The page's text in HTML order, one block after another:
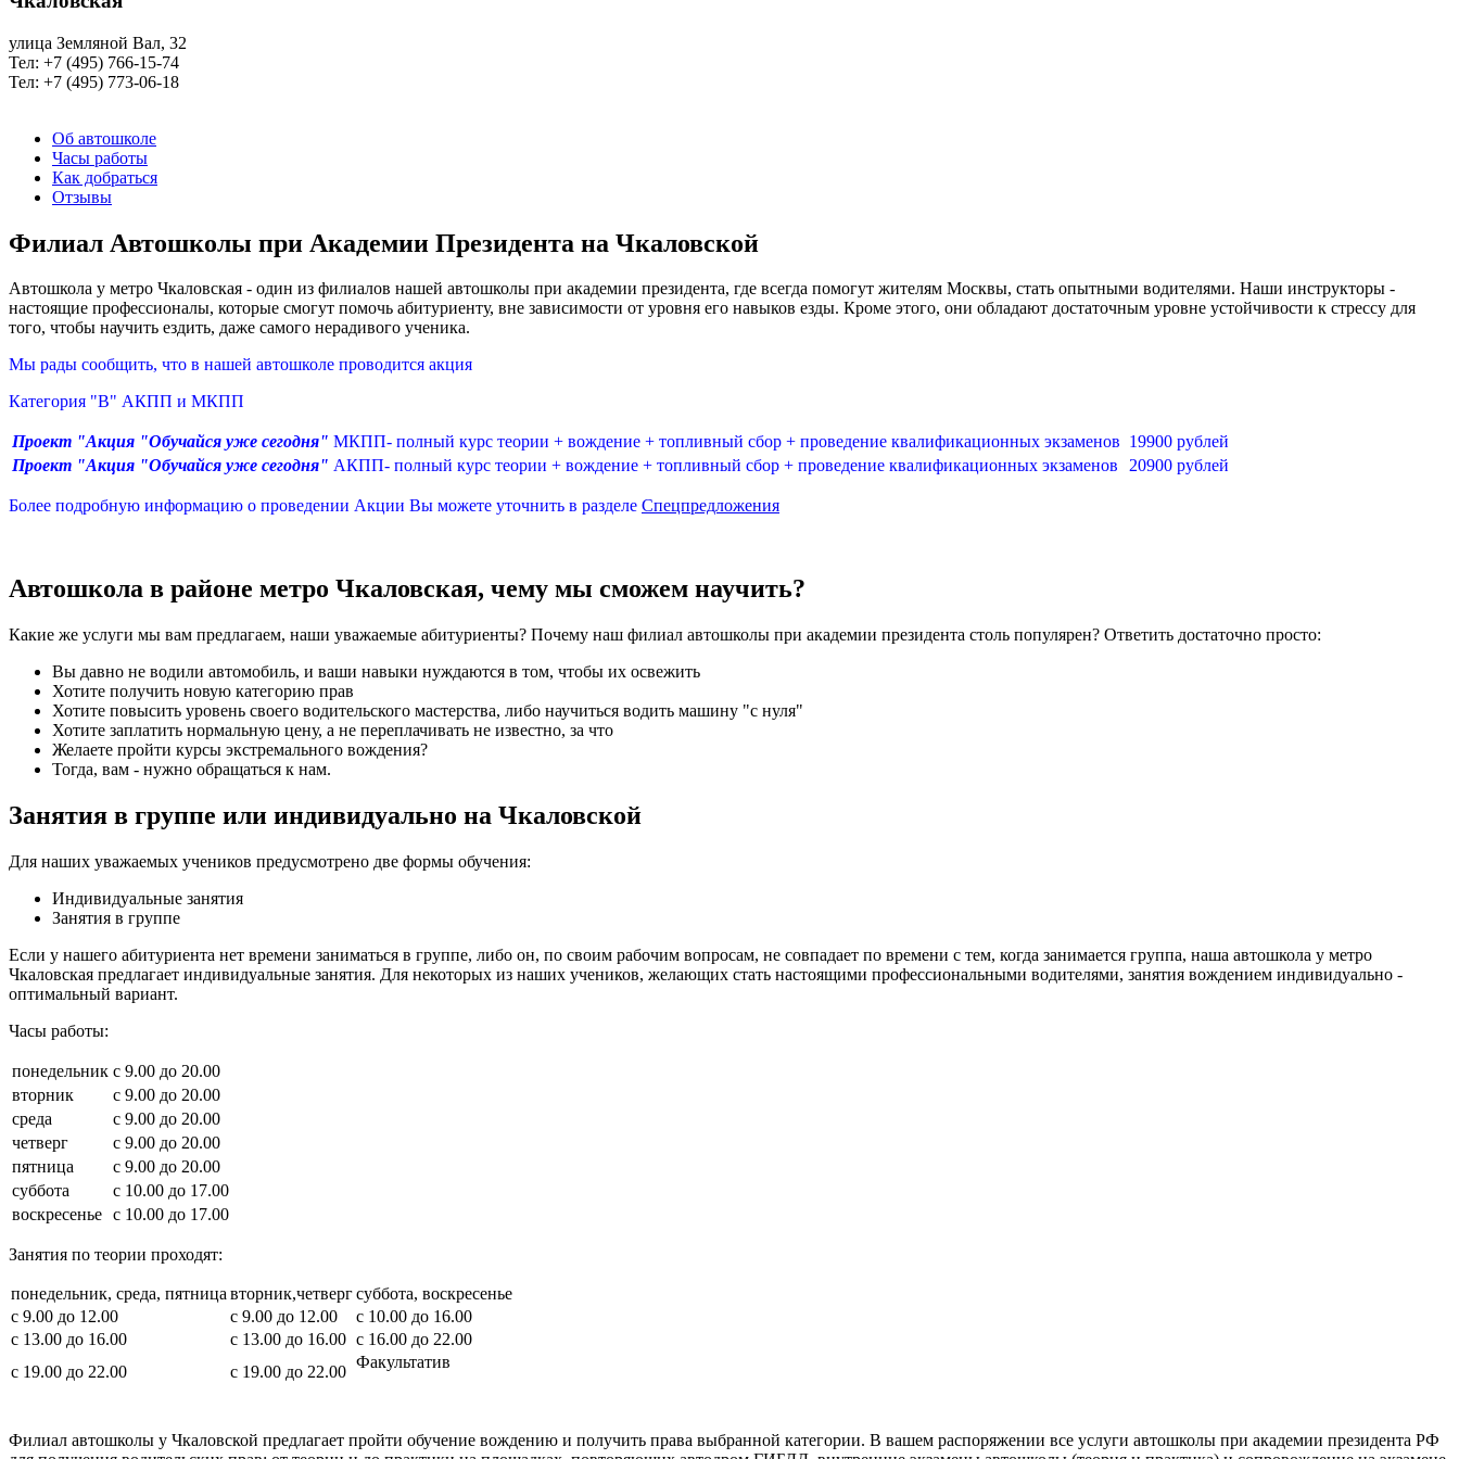
улица Земляной Вал, 32
Тел: +7 (495) 766-15-74
Тел: +7 (495) 773-06-18
Об автошколе
Часы работы
Как добраться
Отзывы
Филиал Автошколы при Академии Президента на Чкаловской
Автошкола у метро Чкаловская - один из филиалов нашей автошколы при академии президента, где всегда помогут жителям Москвы, стать опытными водителями. Наши инструкторы -
настоящие профессионалы, которые смогут помочь абитуриенту, вне зависимости от уровня его навыков езды. Кроме этого, они обладают достаточным уровне устойчивости к стрессу для
того, чтобы научить ездить, даже самого нерадивого ученика.
Мы рады сообщить, что в нашей автошколе проводится акция
Категория "В" АКПП и МКПП
Проект "Акция "Обучайся уже сегодня" МКПП- полный курс теории + вождение + топливный сбор + проведение квалификационных экзаменов 19900 рублей
Проект "Акция "Обучайся уже сегодня" АКПП- полный курс теории + вождение + топливный сбор + проведение квалификационных экзаменов 20900 рублей
Более подробную информацию о проведении Акции Вы можете уточнить в разделе Спецпредложения
Автошкола в районе метро Чкаловская, чему мы сможем научить?
Какие же услуги мы вам предлагаем, наши уважаемые абитуриенты? Почему наш филиал автошколы при академии президента столь популярен? Ответить достаточно просто:
Вы давно не водили автомобиль, и ваши навыки нуждаются в том, чтобы их освежить
Хотите получить новую категорию прав
Хотите повысить уровень своего водительского мастерства, либо научиться водить машину "с нуля"
Хотите заплатить нормальную цену, а не переплачивать не известно, за что
Желаете пройти курсы экстремального вождения?
Тогда, вам - нужно обращаться к нам.
Занятия в группе или индивидуально на Чкаловской
Для наших уважаемых учеников предусмотрено две формы обучения:
Индивидуальные занятия
Занятия в группе
Если у нашего абитуриента нет времени заниматься в группе, либо он, по своим рабочим вопросам, не совпадает по времени с тем, когда занимается группа, наша автошкола у метро
Чкаловская предлагает индивидуальные занятия. Для некоторых из наших учеников, желающих стать настоящими профессиональными водителями, занятия вождением индивидуально -
оптимальный вариант.
Часы работы:
понедельник с 9.00 до 20.00
вторник
с 9.00 до 20.00
среда
с 9.00 до 20.00
четверг
с 9.00 до 20.00
пятница
с 9.00 до 20.00
суббота
с 10.00 до 17.00
воскресенье с 10.00 до 17.00
Занятия по теории проходят:
понедельник, среда, пятница вторник,четвергсуббота, воскресенье
с 9.00 до 12.00
с 9.00 до 12.00
с 10.00 до 16.00
с 13.00 до 16.00
с 13.00 до 16.00 с 16.00 до 22.00
с 19.00 до 22.00
с 19.00 до 22.00
Факультатив
Филиал автошколы у Чкаловской предлагает пройти обучение вождению и получить права выбранной категории. В вашем распоряжении все услуги автошколы при академии президента РФ